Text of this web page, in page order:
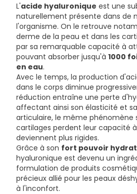
PARFUM (FRAGRANCE), LIMONENE.
L'acide hyaluronique est une
naturellement présente dans de
l'organisme. On le retrouve
derme de la peau et dans les
par sa remarquable capacité à
pouvant absorber jusqu'à 1000
en eau.
Avec le temps, la production
dans le corps diminue
réduction entraîne une perte
affectant ainsi son élasticité et
articulaire, le même phénomène
cartilages perdent leur capacité
deviennent plus rigides.
Grâce à son fort pouvoir
hyaluronique est devenu un
formulation de produits
précieux allié pour les peaux
à l'inconfort.